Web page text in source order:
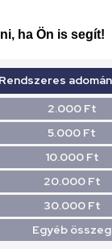
ha Ön is segít!